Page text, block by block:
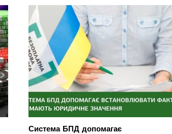
Система БПД допомагає